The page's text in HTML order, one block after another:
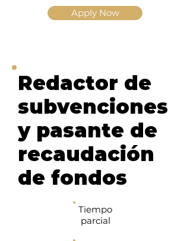
Apply Now
Redactor de
subvenciones
y pasante de
recaudación
de fondos
Tiempo
parcial